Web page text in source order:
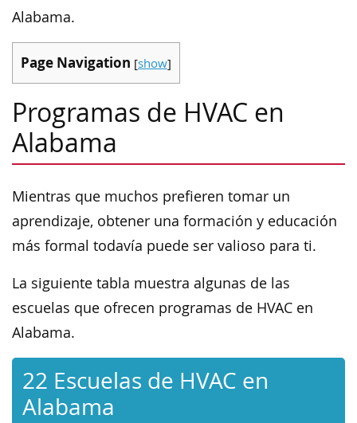
Alabama.
Page Navigation [show]
Programas de HVAC en
Alabama
Mientras que muchos prefieren tomar un
aprendizaje, obtener una formación y educación
más formal todavía puede ser valioso para ti.
La siguiente tabla muestra algunas de las
escuelas que ofrecen programas de HVAC en
Alabama.
22 Escuelas de HVAC en
Alabama